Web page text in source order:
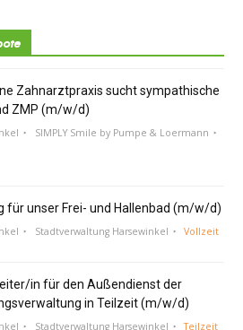
Zahnarztpraxis sucht sympathische
ZMP (m/w/d)
SIMPLY Smile by Pumpe & Loermann
für unser Frei- und Hallenbad (m/w/d)
Stadtverwaltung Harsewinkel Vollzeit
in für den Außendienst der
in Teilzeit (m/w/d)
Stadtverwaltung Harsewinkel Teilzeit